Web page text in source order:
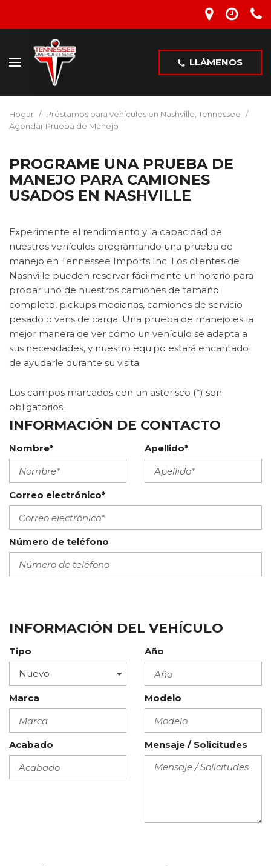
LLÁMENOS
Hogar / Préstamos para vehículos en Nashville, Tennessee /
Agendar Prueba de Manejo
PROGRAME UNA PRUEBA DE
MANEJO PARA CAMIONES
USADOS EN NASHVILLE
Experimente el rendimiento y la capacidad de
nuestros vehículos programando una prueba de
manejo en Tennessee Imports Inc. Los clientes de
Nashville pueden reservar fácilmente un horario para
probar uno de nuestros camiones de tamaño
completo, pickups medianas, camiones de servicio
pesado o vans de carga. Una prueba de manejo es la
mejor manera de ver cómo un vehículo se adapta a
sus necesidades, y nuestro equipo estará encantado
de ayudarle durante su visita.
INFORMACIÓN DE CONTACTO
Nombre* Apellido*
Correo electrónico*
Número de teléfono
INFORMACIÓN DEL VEHÍCULO
Tipo Año
Marca Modelo
Acabado Mensaje / Solicitudes